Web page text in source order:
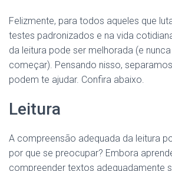
Felizmente, para todos aqueles que
testes padronizados e na vida
da leitura pode ser melhorada (e
começar). Pensando nisso,
podem te ajudar. Confira abaixo.
Leitura
A compreensão adequada da leitura
por que se preocupar? Embora
compreender textos adequadamente